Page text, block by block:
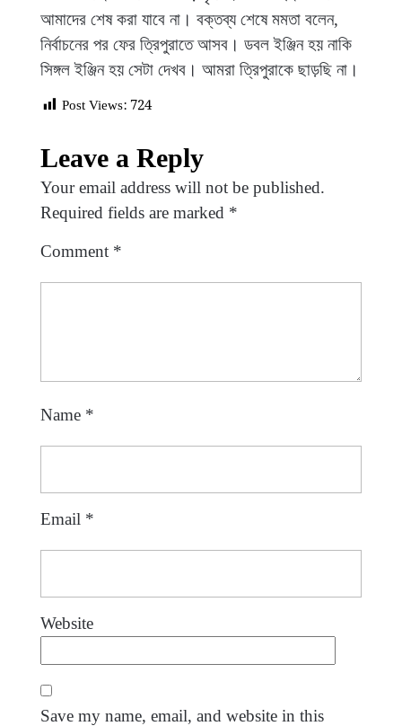
আমাদের শেষ করা যাবে না। বক্তব্য শেষে মমতা বলেন,
নির্বাচনের পর ফের ত্রিপুরাতে আসব। ডবল ইঞ্জিন হয় নাকি
সিঙ্গল ইঞ্জিন হয় সেটা দেখব। আমরা ত্রিপুরাকে ছাড়ছি না।
Post Views: 724
Leave a Reply
Your email address will not be published.
Required fields are marked *
Comment *
Name *
Email *
Website
Save my name, email, and website in this